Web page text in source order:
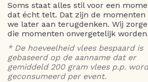
Soms staat alles stil voor een
dat écht telt. Dat zijn de momenten
we later aan terugdenken. Wij
die momenten onvergetelijk worden.
* De hoeveelheid vlees bespaard is
gebaseerd op de aanname dat er
gemiddeld 200 gram vlees p.p.
geconsumeerd per event.